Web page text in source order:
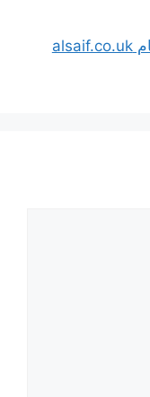
أفضل شركات نقل العفش بالدمام alsaif.co.uk